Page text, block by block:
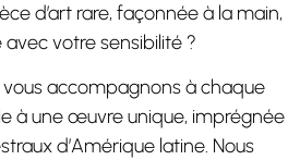
d’art rare, façonnée à la main,
votre sensibilité ?
accompagnons à chaque
à une œuvre unique, imprégnée
d’Amérique latine. Nous